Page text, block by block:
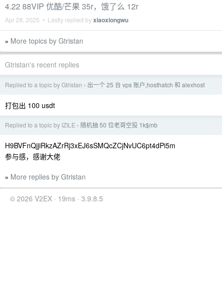
4.22 88VIP 优酷/芒果 35r，饿了么 12r
Apr 28, 2025 • Lastly replied byxiaoxiongwu
» More topics by Gtristan
Gtristan's recent replies
Replied to a topic by Gtristan › 出一个 25 台 vps 账户,hosthatch 和 alexhost
打包出 100 usdt
Replied to a topic by IZILE › 随机抽 50 位老哥空投 1k$mb
H9BVFnQjjiRkzAZrRj3xEJ6sSMQcZCjNvUC6pt4dPi5m
参与感，感谢大佬
» More replies by Gtristan
© 2026 V2EX · 19ms · 3.9.8.5